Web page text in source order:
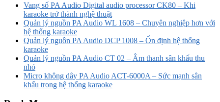
Vang số PA Audio Digital audio processor CK80 – Khi
karaoke trở thành nghệ thuật
Quản lý nguồn PA Audio WL 1608 – Chuyên nghiệp hơn với
hệ thống karaoke
Quản lý nguồn PA Audio DCP 1008 – Ổn định hệ thống
karaoke
Quản lý nguồn PA Audio CT 02 – Âm thanh sân khấu thu
nhỏ
Micro không dây PA Audio ACT-6000A – Sức mạnh sân
khấu trong hệ thống karaoke